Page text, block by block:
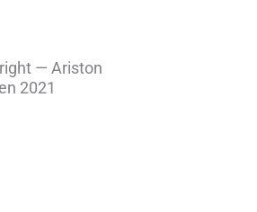
— Aris­ton
2021